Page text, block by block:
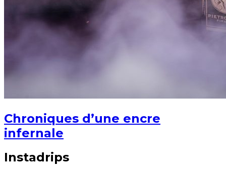
Chroniques d’une encre
infernale
Instadrips